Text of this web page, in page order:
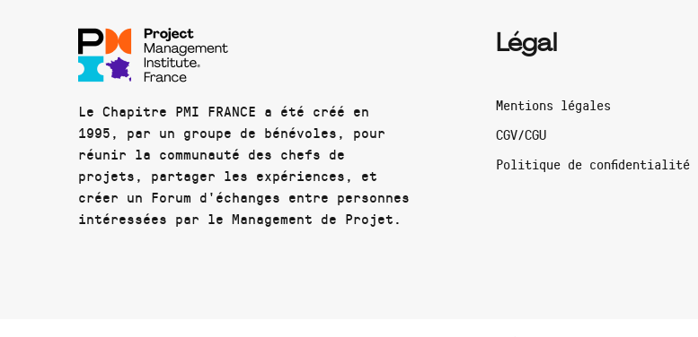
Le Chapitre PMI FRANCE a été créé en
1995, par un groupe de bénévoles, pour
réunir la communauté des chefs de
projets, partager les expériences, et
créer un Forum d'échanges entre personnes
intéressées par le Management de Projet.
Légal
Mentions légales
CGV/CGU
Politique de confidentialité